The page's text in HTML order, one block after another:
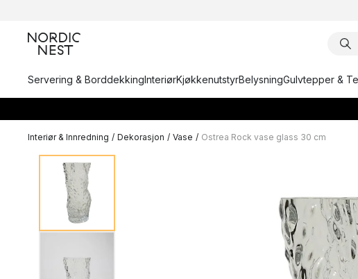
Servering & BorddekkingInteriørKjøkkenutstyrBelysningGulvtepper &
Interiør & Innredning / Dekorasjon / Vase / Ostrea Rock vase glass 30 cm